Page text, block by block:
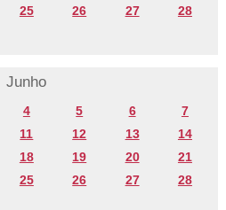
25 26 27
28
Junho
4 5 6
7
11 12 13
14
18 19 20
21
25 26 27
28